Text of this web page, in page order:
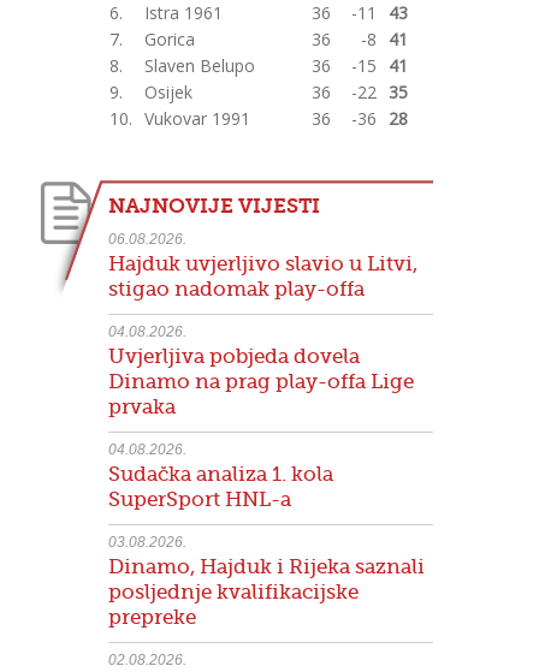
6.
Istra 1961 36 -11
43
7.
Gorica 36 -8
41
8.
Slaven Belupo 36 -15
41
9.
Osijek 36 -22 35
10. Vukovar 1991 36 -36 28
NAJNOVIJE VIJESTI
06.08.2026.
Hajduk uvjerljivo slavio u Litvi,
stigao nadomak play-offa
04.08.2026.
Uvjerljiva pobjeda dovela
Dinamo na prag play-offa Lige
prvaka
04.08.2026.
Sudačka analiza 1. kola
SuperSport HNL-a
03.08.2026.
Dinamo, Hajduk i Rijeka saznali
posljednje kvalifikacijske
prepreke
02.08.2026.